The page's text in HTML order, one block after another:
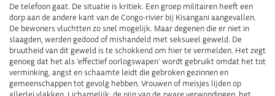
De telefoon gaat. De situatie is kritiek. Een groep militairen heeft een
dorp aan de andere kant van de Congo-rivier bij Kisangani aangevallen.
De bewoners vluchtten zo snel mogelijk. Maar degenen die er niet in
slaagden, werden gedood of mishandeld met seksueel geweld. De
bruutheid van dit geweld is te schokkend om hier te vermelden. Het zegt
genoeg dat het als ‘effectief oorlogswapen’ wordt gebruikt omdat het tot
verminking, angst en schaamte leidt die gebroken gezinnen en
gemeenschappen tot gevolg hebben. Vrouwen of meisjes lijden op